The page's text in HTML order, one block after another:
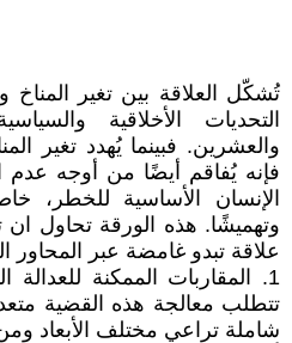
تُشكّل العلاقة بين تغير المناخ
التحديات الأخلاقية
والعشرين. فبينما يُهدد تغير
فإنه يُفاقم أيضًا من أوجه
الإنسان الأساسية للخطر،
وتهميشًا. هذه الورقة تحاول
علاقة تبدو غامضة عبر المحاور
1. المقاربات الممكنة للعدالة
تتطلب معالجة هذه القضية
شاملة تراعي مختلف الأبعاد